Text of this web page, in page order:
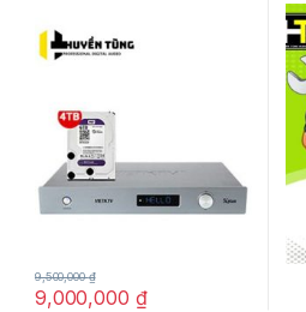
9,000,000 ₫
9,500,000₫